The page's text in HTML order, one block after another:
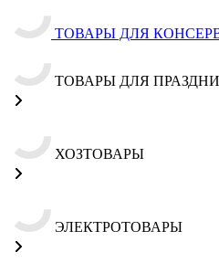
ТОВАРЫ ДЛЯ
ТОВАРЫ ДЛЯ
ХОЗТОВАРЫ
ЭЛЕКТРОТОВАРЫ